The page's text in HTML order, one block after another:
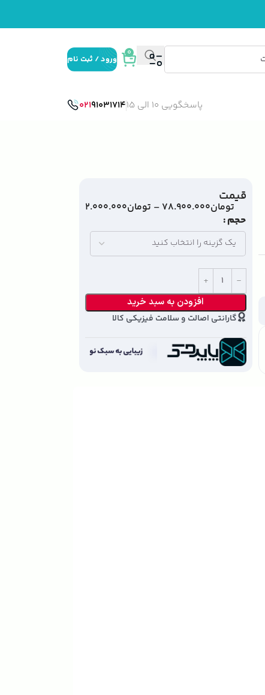
0
ورود / ثبت نام
پاسخگویی 10 الی 15 02191031714
قیمت
تومان۷۸.۹۰۰.۰۰۰ – تومان۲.۰۰۰.۰۰۰
حجم
افزودن به سبد خرید
گارانتی اصالت و سلامت فیزیکی کالا